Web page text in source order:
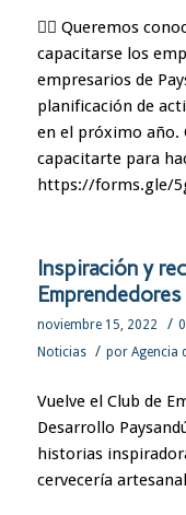
👉🏼 Queremos
capacitarse los
empresarios de
planificación de
en el próximo año.
capacitarte para
https://forms.gle/
Inspiración y
Emprendedores
noviembre 15, 2022 /
Noticias
/ por Agencia
Vuelve el Club de
Desarrollo
historias
cervecería